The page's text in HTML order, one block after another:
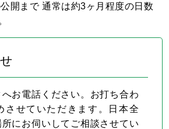
開まで 通常は約3ヶ月程度の日数
お電話ください。お打ち合わ
させていただきます。日本全
にお伺いしてご相談させてい